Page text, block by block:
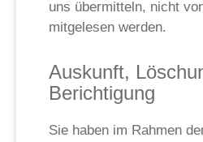
uns übermitteln, nicht
mitgelesen werden.
Auskunft,
Berichtigung
Sie haben im Rahmen